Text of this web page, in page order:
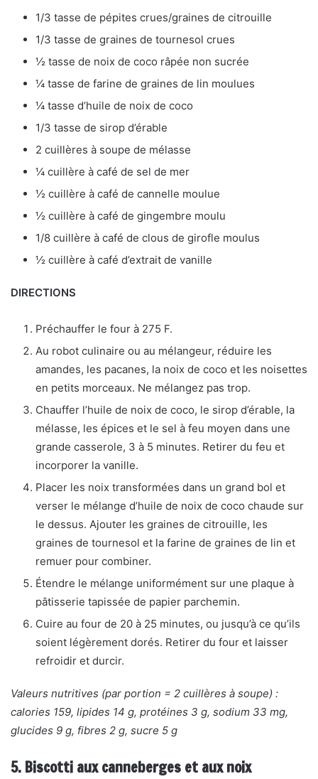
1/3 tasse de pépites crues/graines de citrouille
1/3 tasse de graines de tournesol crues
½ tasse de noix de coco râpée non sucrée
¼ tasse de farine de graines de lin moulues
¼ tasse d’huile de noix de coco
1/3 tasse de sirop d’érable
2 cuillères à soupe de mélasse
¼ cuillère à café de sel de mer
½ cuillère à café de cannelle moulue
½ cuillère à café de gingembre moulu
1/8 cuillère à café de clous de girofle moulus
½ cuillère à café d’extrait de vanille
DIRECTIONS
Préchauffer le four à 275 F.
Au robot culinaire ou au mélangeur, réduire les
amandes, les pacanes, la noix de coco et les noisettes
en petits morceaux. Ne mélangez pas trop.
Chauffer l’huile de noix de coco, le sirop d’érable, la
mélasse, les épices et le sel à feu moyen dans une
grande casserole, 3 à 5 minutes. Retirer du feu et
incorporer la vanille.
Placer les noix transformées dans un grand bol et
verser le mélange d’huile de noix de coco chaude sur
le dessus. Ajouter les graines de citrouille, les
graines de tournesol et la farine de graines de lin et
remuer pour combiner.
Étendre le mélange uniformément sur une plaque à
pâtisserie tapissée de papier parchemin.
Cuire au four de 20 à 25 minutes, ou jusqu’à ce qu’ils
soient légèrement dorés. Retirer du four et laisser
refroidir et durcir.
Valeurs nutritives (par portion = 2 cuillères à soupe) :
calories 159, lipides 14 g, protéines 3 g, sodium 33 mg,
glucides 9 g, fibres 2 g, sucre 5 g
5. Biscotti aux canneberges et aux noix